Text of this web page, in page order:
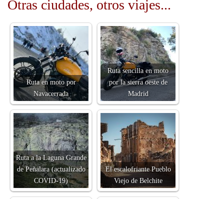
Otras ciudades, otros viajes...
Ruta en moto por
Navacerrada
Ruta sencilla en moto
por la sierra oeste de
Madrid
Ruta a la Laguna Grande
de Peñalara (actualizado
COVID-19)
El escalofriante Pueblo
Viejo de Belchite